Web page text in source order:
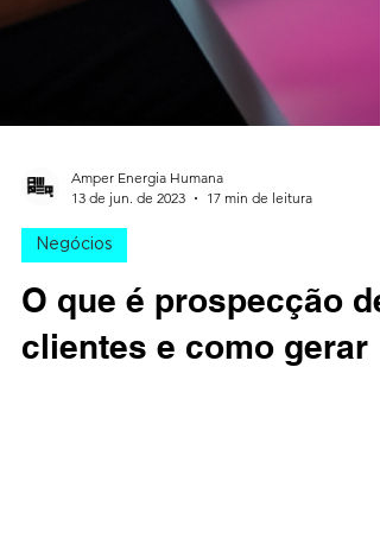
Amper Energia Humana
13 de jun. de 2023
O que é prospecção de
clientes e como gerar